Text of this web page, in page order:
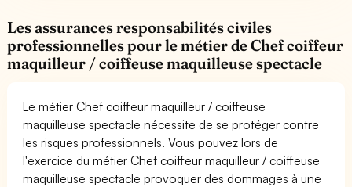
Les assurances responsabilités civiles
professionnelles pour le métier de Chef coiffeur
maquilleur / coiffeuse maquilleuse spectacle
Le métier Chef coiffeur maquilleur / coiffeuse
maquilleuse spectacle nécessite de se protéger contre
les risques professionnels. Vous pouvez lors de
l'exercice du métier Chef coiffeur maquilleur / coiffeuse
maquilleuse spectacle provoquer des dommages à une